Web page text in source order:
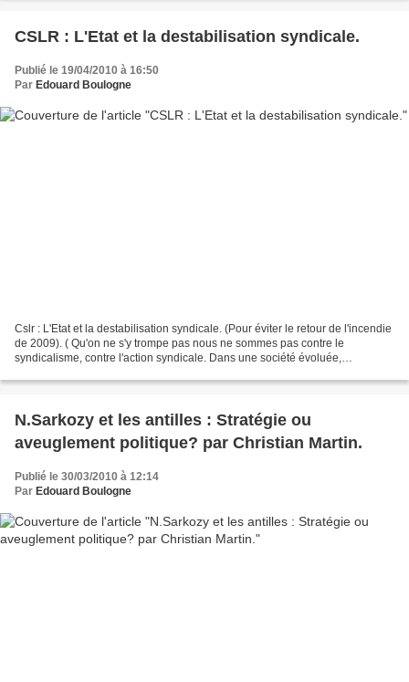
CSLR : L'Etat et la destabilisation syndicale.
Publié le 19/04/2010 à 16:50
Par Edouard Boulogne
Cslr : L'Etat et la destabilisation syndicale. (Pour éviter le retour de l'incendie
de 2009). ( Qu'on ne s'y trompe pas nous ne sommes pas contre le
syndicalisme, contre l'action syndicale. Dans une société évoluée,
N.Sarkozy et les antilles : Stratégie ou
aveuglement politique? par Christian Martin.
Publié le 30/03/2010 à 12:14
Par Edouard Boulogne